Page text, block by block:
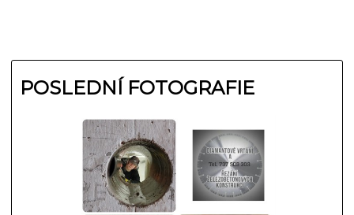
POSLEDNÍ FOTOGRAFIE